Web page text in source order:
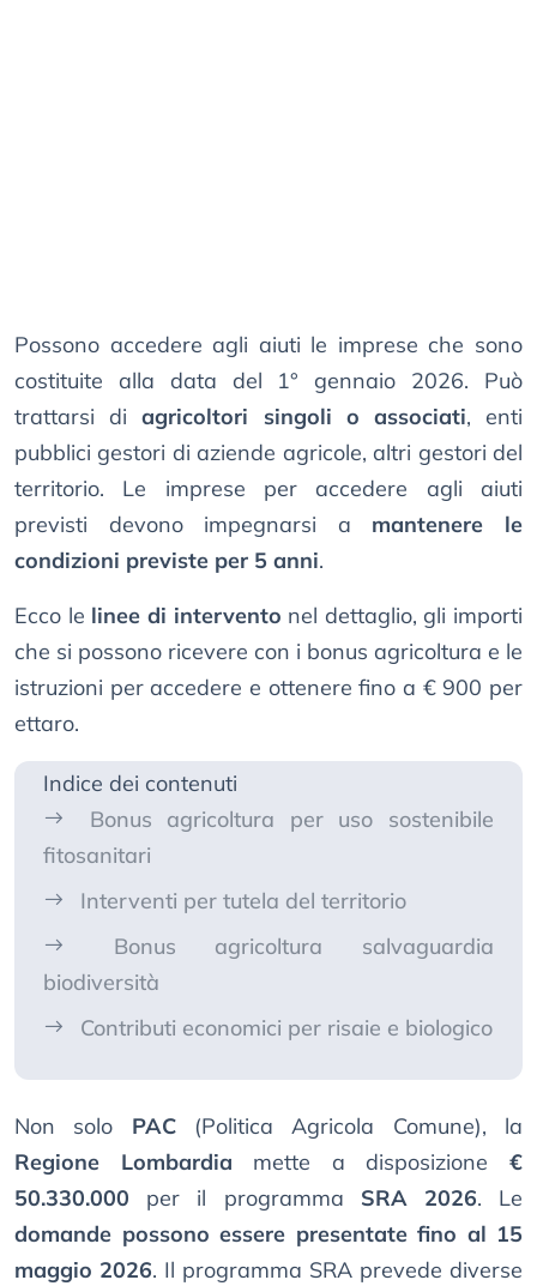
Possono accedere agli aiuti le imprese che sono
costituite alla data del 1° gennaio 2026. Può
trattarsi diagricoltori singoli o associati, enti
pubblici gestori di aziende agricole, altri gestori del
territorio. Le imprese per accedere agli aiuti
previsti devono impegnarsi a mantenere le
condizioni previste per 5 anni.
Ecco le linee di intervento nel dettaglio, gli importi
che si possono ricevere con i bonus agricoltura e le
istruzioni per accedere e ottenere fino a € 900 per
ettaro.
Indice dei contenuti
Bonus agricoltura per uso sostenibile
fitosanitari
Interventi per tutela del territorio
Bonus agricoltura salvaguardia
biodiversità
Contributi economici per risaie e biologico
Non solo PAC(Politica Agricola Comune), la
Regione Lombardia mette a disposizione€
50.330.000 per il programma SRA 2026. Le
domande possono essere presentate fino al 15
maggio 2026. Il programma SRA prevede diverse